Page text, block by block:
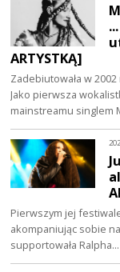
ARTYSTKĄ]
Zadebiutowała w
Jako pierwsza
mainstreamu singlem
Pierwszym jej
akompaniując sobie
supportowała Ralpha…